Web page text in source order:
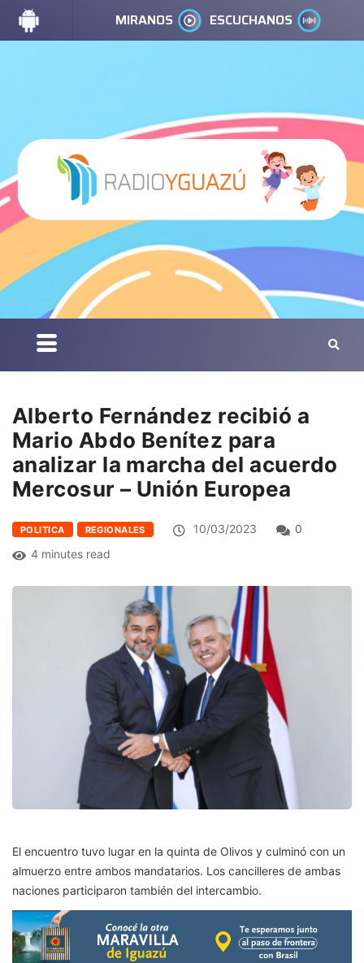
MIRANOS ESCUCHANOS
Alberto Fernández recibió a
Mario Abdo Benítez para
analizar la marcha del acuerdo
Mercosur – Unión Europea
POLITICA REGIONALES 10/03/2023
0
4 minutes read
El encuentro tuvo lugar en la quinta de Olivos y culminó con un
almuerzo entre ambos mandatarios. Los cancilleres de ambas
naciones participaron también del intercambio.